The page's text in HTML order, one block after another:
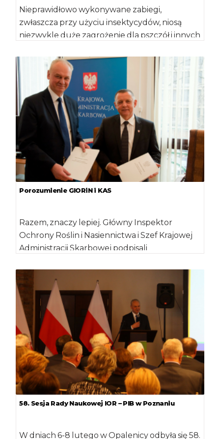
Nieprawidłowo wykonywane zabiegi,
zwłaszcza przy użyciu insektycydów, niosą
niezwykle duże zagrożenie dla pszczół i innych
[…]
Porozumienie GIORiN i KAS
Razem, znaczy lepiej. Główny Inspektor
Ochrony Roślin i Nasiennictwa i Szef Krajowej
Administracji Skarbowej podpisali
[…]
58. Sesja Rady Naukowej IOR – PIB w Poznaniu
W dniach 6-8 lutego w Opalenicy odbyła się 58.